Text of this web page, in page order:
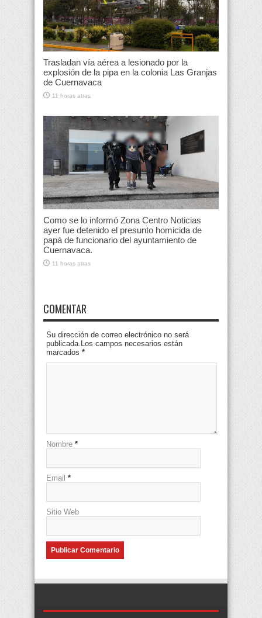
Trasladan vía aérea a lesionado por la
explosión de la pipa en la colonia Las Granjas
de Cuernavaca
11 horas atras
Como se lo informó Zona Centro Noticias
ayer fue detenido el presunto homicida de
papá de funcionario del ayuntamiento de
Cuernavaca.
11 horas atras
COMENTAR
Su dirección de correo electrónico no será
publicada.Los campos necesarios están
marcados *
Nombre *
Email *
Sitio Web